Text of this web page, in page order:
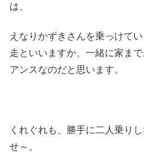
は、
えなりかずきさんを乗っけて
走といいますか、一緒に家ま
アンスなのだと思います。
くれぐれも、勝手に二人乗り
せ～。